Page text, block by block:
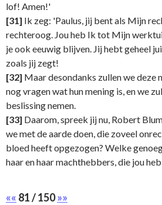
lof! Amen!'
[31] Ik zeg: 'Paulus, jij bent als Mijn
rechteroog. Jou heb Ik tot Mijn
je ook eeuwig blijven. Jij hebt geheel
zoals jij zegt!
[32] Maar desondanks zullen we deze
nog vragen wat hun mening is, en we
beslissing nemen.
[33] Daarom, spreek jij nu, Robert
we met de aarde doen, die zoveel
bloed heeft opgezogen? Welke
haar en haar machthebbers, die jou
«« 81 / 150»»